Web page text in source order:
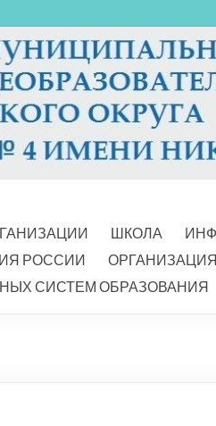
ШКОЛА
РОССИИ
СИСТЕМ ОБРАЗОВАНИЯ